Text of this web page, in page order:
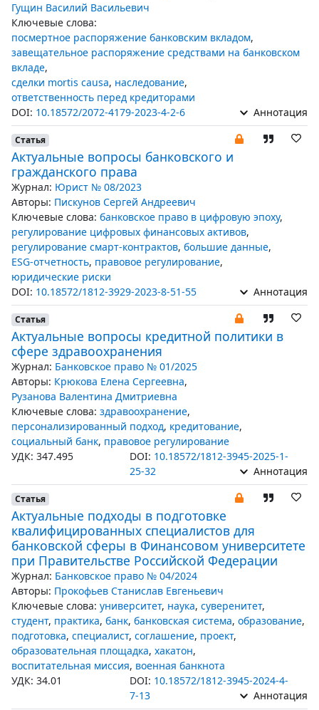
Гущин Василий Васильевич
Ключевые слова:
посмертное распоряжение банковским вкладом,
завещательное распоряжение средствами на банковском
вкладе,
сделки mortis causa, наследование,
ответственность перед кредиторами
DOI: 10.18572/2072-4179-2023-4-2-6 Аннотация
Статья
Актуальные вопросы банковского и
гражданского права
Журнал: Юрист № 08/2023
Авторы: Пискунов Сергей Андреевич
Ключевые слова: банковское право в цифровую эпоху,
регулирование цифровых финансовых активов,
регулирование смарт-контрактов, большие данные,
ESG-отчетность, правовое регулирование,
юридические риски
DOI: 10.18572/1812-3929-2023-8-51-55 Аннотация
Статья
Актуальные вопросы кредитной политики в
сфере здравоохранения
Журнал: Банковское право № 01/2025
Авторы: Крюкова Елена Сергеевна,
Рузанова Валентина Дмитриевна
Ключевые слова: здравоохранение,
персонализированный подход, кредитование,
социальный банк, правовое регулирование
УДК: 347.495
DOI: 10.18572/1812-3945-2025-1-
25-32
Аннотация
Статья
Актуальные подходы в подготовке
квалифицированных специалистов для
банковской сферы в Финансовом университете
при Правительстве Российской Федерации
Журнал: Банковское право № 04/2024
Авторы: Прокофьев Станислав Евгеньевич
Ключевые слова: университет, наука, суверенитет,
студент, практика, банк, банковская система, образование,
подготовка, специалист, соглашение, проект,
образовательная площадка, хакатон,
воспитательная миссия, военная банкнота
УДК: 34.01
DOI: 10.18572/1812-3945-2024-4-
7-13
Аннотация